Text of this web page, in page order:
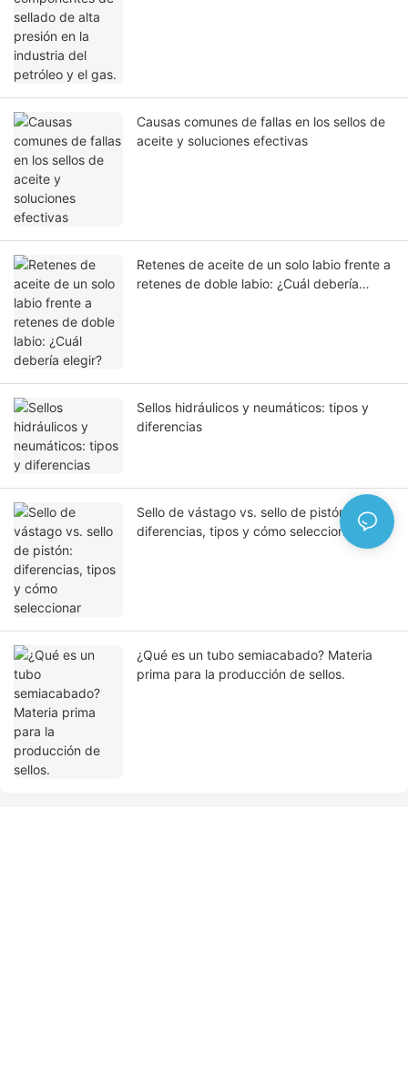
Causas comunes de fallas en los sellos de
aceite y soluciones efectivas
Retenes de aceite de un solo labio frente a
retenes de doble labio: ¿Cuál debería
Sellos hidráulicos y neumáticos: tipos y
diferencias
Sello de vástago vs. sello de pistón:
diferencias, tipos y cómo seleccionar
¿Qué es un tubo semiacabado? Materia
prima para la producción de sellos.